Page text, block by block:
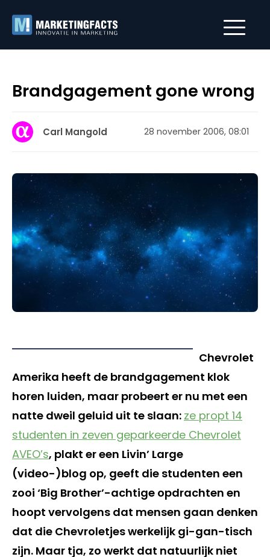
Brandgagement gone wrong
Carl Mangold 28 november 2006, 08:01
Chevrolet
Amerika heeft de brandgagement klok
horen luiden, maar probeert er nu met een
natte dweil geluid uit te slaan: ze propt 14
studenten in zeven geparkeerde Chevrolet
AVEO’s, plakt er een Livin’ Large
(video-)blog op, geeft die studenten een
zooi ‘Big Brother’-achtige opdrachten en
hoopt vervolgens dat mensen gaan denken
dat die Chevroletjes werkelijk gi-gan-tisch
zijn. Maar tja, zo werkt dat natuurlijk niet